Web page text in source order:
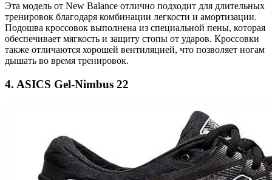
Эта модель от New Balance отлично подходит для длительных
тренировок благодаря комбинации легкости и амортизации.
Подошва кроссовок выполнена из специальной пены, которая
обеспечивает мягкость и защиту стопы от ударов. Кроссовки
также отличаются хорошей вентиляцией, что позволяет ногам
дышать во время тренировок.
4. ASICS Gel-Nimbus 22